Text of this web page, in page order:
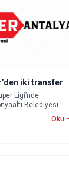
iki transfer
Ligi’nde
Belediyesi
lige verilen arada
Oku